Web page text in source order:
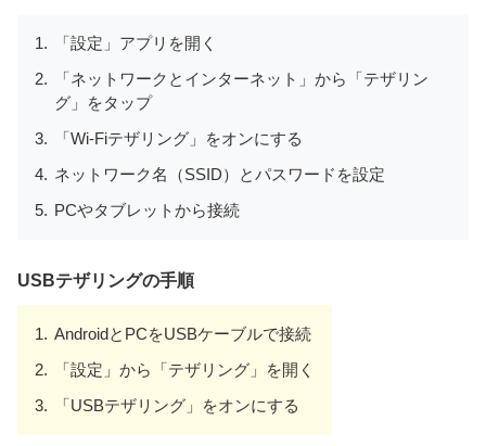
「設定」アプリを開く
「ネットワークとインターネット」から「テザリン
グ」をタップ
「Wi-Fiテザリング」をオンにする
ネットワーク名（SSID）とパスワードを設定
PCやタブレットから接続
USBテザリングの手順
AndroidとPCをUSBケーブルで接続
「設定」から「テザリング」を開く
「USBテザリング」をオンにする